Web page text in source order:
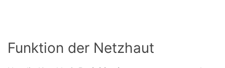
Funktion der Netzhaut